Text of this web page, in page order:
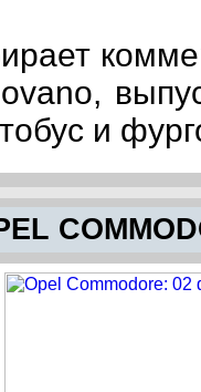
и